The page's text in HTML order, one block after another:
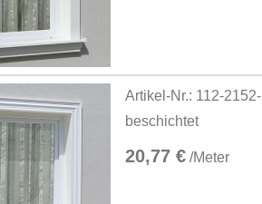
Artikel-Nr.: 112-2152-
beschichtet
20,77 € /Meter